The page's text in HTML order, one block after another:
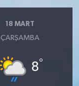
18 MART
ÇARŞAMBA
8°